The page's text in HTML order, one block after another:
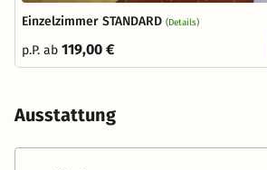
Einzelzimmer STANDARD (Details)
p.P. ab 119,00 €
Ausstattung